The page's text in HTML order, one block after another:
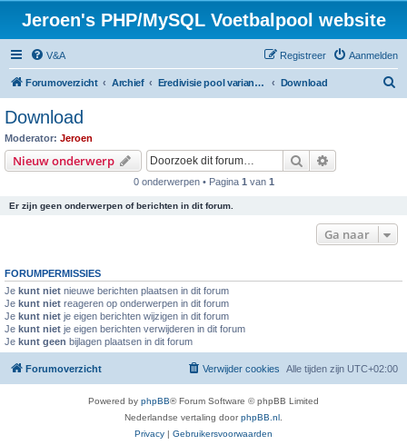
Jeroen's PHP/MySQL Voetbalpool website
V&A Aanmelden
Registreer
Forumoverzicht Archief Eredivisie pool variant seizoen 2012 / 2013 Download
Download
Moderator: Jeroen
Nieuw onderwerp Zoek
0 onderwerpen • Pagina 1 van 1
Er zijn geen onderwerpen of berichten in dit forum.
Ga naar
FORUMPERMISSIES
Je kunt niet nieuwe berichten plaatsen in dit forum
Je kunt niet reageren op onderwerpen in dit forum
Je kunt niet je eigen berichten wijzigen in dit forum
Je kunt niet je eigen berichten verwijderen in dit forum
Je kunt geen bijlagen plaatsen in dit forum
Forumoverzicht Alle tijden zijn UTC+02:00
Verwijder cookies
Powered by phpBB® Forum Software © phpBB Limited
Nederlandse vertaling doorphpBB.nl
Privacy | Gebruikersvoorwaarden